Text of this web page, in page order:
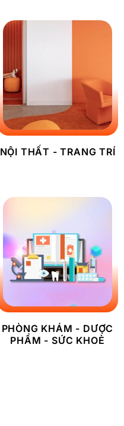
NỘI THẤT - TRANG TRÍ
PHÒNG KHÁM - DƯỢC
PHẨM - SỨC KHOẺ